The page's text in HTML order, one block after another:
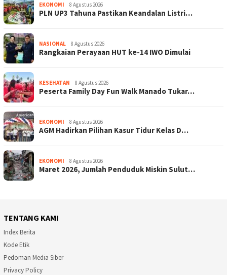
EKONOMI 8 Agustus 2026
PLN UP3 Tahuna Pastikan Keandalan Listri…
NASIONAL 8 Agustus 2026
Rangkaian Perayaan HUT ke-14 IWO Dimulai
KESEHATAN 8 Agustus 2026
Peserta Family Day Fun Walk Manado Tukar…
EKONOMI 8 Agustus 2026
AGM Hadirkan Pilihan Kasur Tidur Kelas D…
EKONOMI 8 Agustus 2026
Maret 2026, Jumlah Penduduk Miskin Sulut…
TENTANG KAMI
Index Berita
Kode Etik
Pedoman Media Siber
Privacy Policy